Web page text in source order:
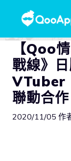
【Qoo
戰線》
VTuber
聯動合作
2020/11/05 作